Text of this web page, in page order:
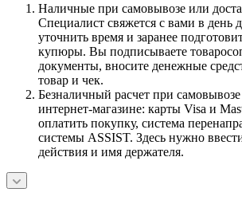
Наличные при самовывозе или
Специалист свяжется с вами в день
уточнить время и заранее
купюры. Вы подписываете
документы, вносите денежные
товар и чек.
Безналичный расчет при
интернет-магазине: карты Visa и
оплатить покупку, система
системы ASSIST. Здесь нужно
действия и имя держателя.